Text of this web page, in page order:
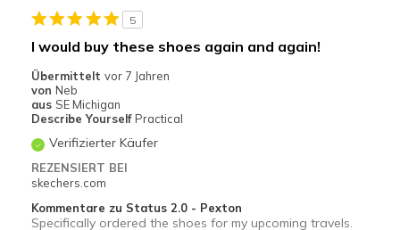
Geeignete Verwendung
Going Out
Travel
Width
Feels true to width
5
I would buy these shoes again and again!
Übermittelt vor 7 Jahren
von Neb
aus SE Michigan
Describe Yourself Practical
Verifizierter Käufer
REZENSIERT BEI
skechers.com
Kommentare zu Status 2.0 - Pexton
Specifically ordered the shoes for my upcoming travels.